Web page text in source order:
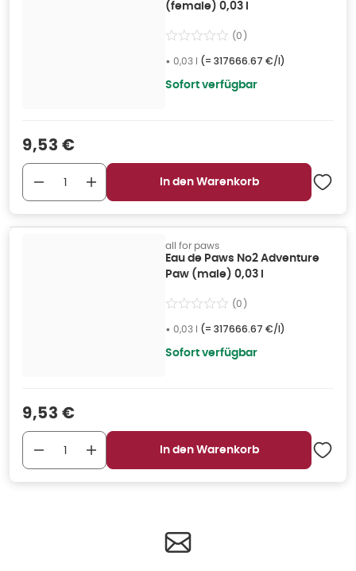
(female) 0,03 l
(0)
• 0,03 l (= 317666.67 €/l)
Sofort verfügbar
Verkaufspreis
9,53 €
In den Warenkorb
all for paws
Eau de Paws No2 Adventure
Paw (male) 0,03 l
(0)
• 0,03 l (= 317666.67 €/l)
Sofort verfügbar
Verkaufspreis
9,53 €
In den Warenkorb